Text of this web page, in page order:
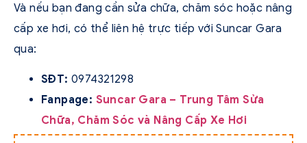
Và nếu bạn đang cần sửa chữa, chăm sóc hoặc nâng
cấp xe hơi, có thể liên hệ trực tiếp với Suncar Gara
qua:
SĐT: 0974321298
Fanpage: Suncar Gara – Trung Tâm Sửa
Chữa, Chăm Sóc và Nâng Cấp Xe Hơi